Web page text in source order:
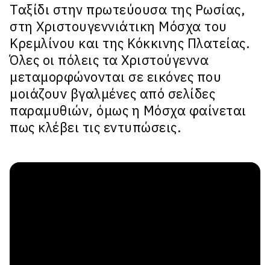
Ταξίδι στην πρωτεύουσα της Ρωσίας,
στη Χριστουγεννιάτικη Μόσχα του
Κρεμλίνου και της Κόκκινης Πλατείας.
Όλες οι πόλεις τα Χριστούγεννα
μεταμορφώνονται σε εικόνες που
μοιάζουν βγαλμένες από σελίδες
παραμυθιών, όμως η Μόσχα φαίνεται
πως κλέβει τις εντυπώσεις.